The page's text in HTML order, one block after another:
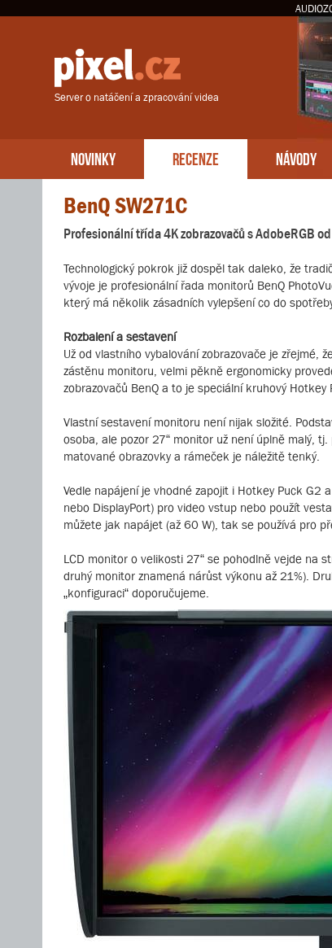
Server o natáčení a zpracování videa
NOVINKY RECENZE NÁVODY
BenQ SW271C
Profesionální třída 4K zobrazovačů s AdobeRGB
Technologický pokrok již dospěl tak daleko, že
vývoje je profesionální řada monitorů BenQ
který má několik zásadních vylepšení co do
Rozbalení a sestavení
Už od vlastního vybalování zobrazovače je zřejmé,
zástěnu monitoru, velmi pěkně ergonomicky
zobrazovačů BenQ a to je speciální kruhový
Vlastní sestavení monitoru není nijak složité.
osoba, ale pozor 27“ monitor už není úplně malý,
matované obrazovky a rámeček je náležitě tenký.
Vedle napájení je vhodné zapojit i Hotkey Puck G2
nebo DisplayPort) pro video vstup nebo použít
můžete jak napájet (až 60 W), tak se používá pro
LCD monitor o velikosti 27“ se pohodlně vejde na
druhý monitor znamená nárůst výkonu až 21%).
„konfiguraci“ doporučujeme.